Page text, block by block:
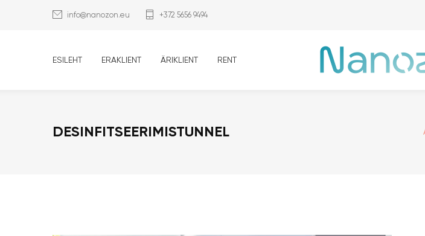
info@nanozon.eu +372 5656 9494
ESILEHT ERAKLIENT ÄRIKLIENT RENT
DESINFITSEERIMISTUNNEL